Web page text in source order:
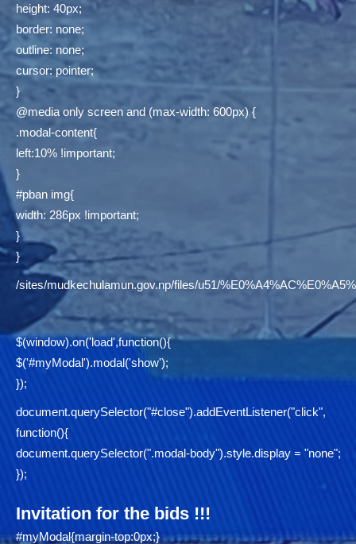
height: 40px;
border: none;
outline: none;
cursor: pointer;
}
@media only screen and (max-width: 600px) {
.modal-content{
left:10% !important;
}
#pban img{
width: 286px !important;
}
}
/sites/mudkechulamun.gov.np/files/u51/
$(window).on('load',function(){
$('#myModal').modal('show');
});
document.querySelector("#close").addEventListener("click",
function(){
document.querySelector(".modal-body").style.display = "none";
});
Invitation for the bids !!!
#myModal{margin-top:0px;}